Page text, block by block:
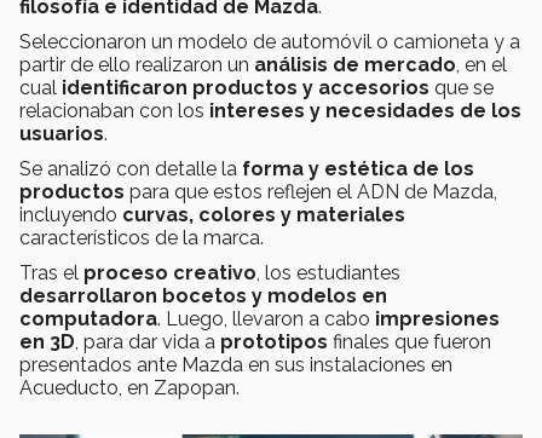
filosofía e identidad de Mazda.
Seleccionaron un modelo de automóvil o camioneta y a
partir de ello realizaron un análisis de mercado , en el
cual identificaron productos y accesorios que se
relacionaban con los intereses y necesidades de los
usuarios.
Se analizó con detalle la forma y estética de los
productos para que estos reflejen el ADN de Mazda,
incluyendo curvas, colores y materiales
característicos de la marca.
Tras el proceso creativo , los estudiantes
desarrollaron bocetos y modelos en
computadora. Luego, llevaron a cabo impresiones
en 3D , para dar vida a prototipos finales que fueron
presentados ante Mazda en sus instalaciones en
Acueducto, en Zapopan.